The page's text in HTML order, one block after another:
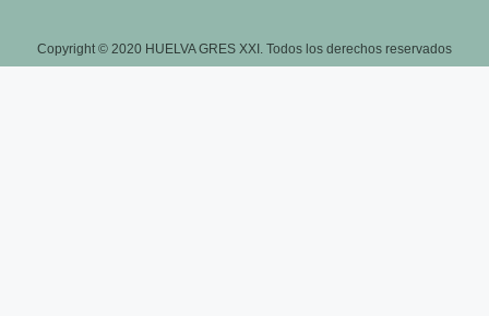
Copyright © 2020 HUELVA GRES XXI. Todos los derechos reservados